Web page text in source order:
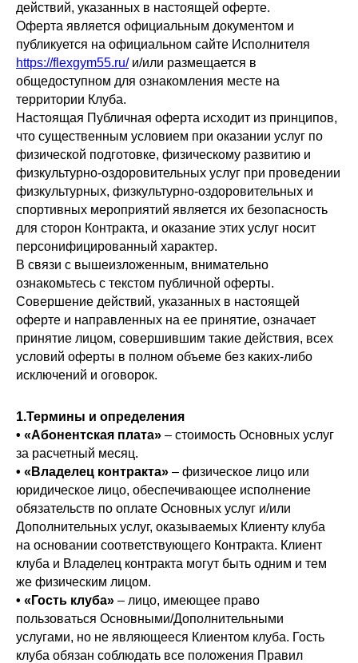
действий, указанных в настоящей оферте.
Оферта является официальным документом и
публикуется на официальном сайте Исполнителя
https://flexgym55.ru/и/или размещается в
общедоступном для ознакомления месте на
территории Клуба.
Настоящая Публичная оферта исходит из принципов,
что существенным условием при оказании услуг по
физической подготовке, физическому развитию и
физкультурно-оздоровительных услуг при проведении
физкультурных, физкультурно-оздоровительных и
спортивных мероприятий является их безопасность
для сторон Контракта, и оказание этих услуг носит
персонифицированный характер.
В связи с вышеизложенным, внимательно
ознакомьтесь с текстом публичной оферты.
Совершение действий, указанных в настоящей
оферте и направленных на ее принятие, означает
принятие лицом, совершившим такие действия, всех
условий оферты в полном объеме без каких-либо
исключений и оговорок.
1.Термины и определения
• «Абонентская плата» – стоимость Основных услуг
за расчетный месяц.
• «Владелец контракта» – физическое лицо или
юридическое лицо, обеспечивающее исполнение
обязательств по оплате Основных услуг и/или
Дополнительных услуг, оказываемых Клиенту клуба
на основании соответствующего Контракта. Клиент
клуба и Владелец контракта могут быть одним и тем
же физическим лицом.
• «Гость клуба» – лицо, имеющее право
пользоваться Основными/Дополнительными
услугами, но не являющееся Клиентом клуба. Гость
клуба обязан соблюдать все положения Правил